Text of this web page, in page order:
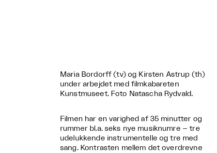
Maria Bordorff (tv) og Kirsten Astrup (th)
under arbejdet med filmkabareten
Kunstmuseet. Foto Natascha Rydvald.
Filmen har en varighed af 35 minutter og
rummer bl.a. seks nye musiknumre – tre
udelukkende instrumentelle og tre med
sang. Kontrasten mellem det overdrevne